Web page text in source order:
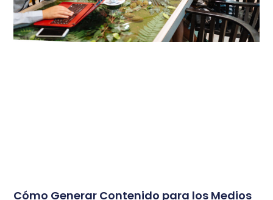
Cómo Generar Contenido para los Medios